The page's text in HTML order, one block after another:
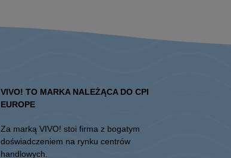
VIVO! TO MARKA NALEŻĄCA DO CPI
EUROPE
Za marką VIVO! stoi firma z bogatym
doświadczeniem na rynku centrów
handlowych.